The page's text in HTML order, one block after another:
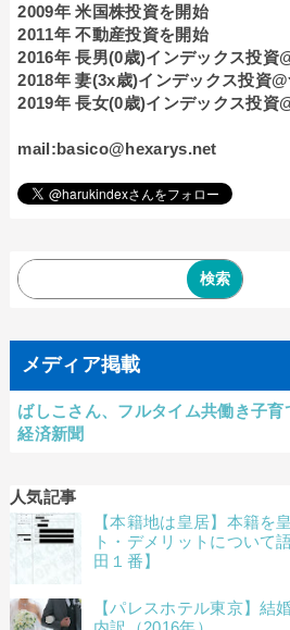
2009年 米国株投資を開始
2011年 不動産投資を開始
2016年 長男(0歳)インデックス投資
2018年 妻(3x歳)インデックス投資
2019年 長女(0歳)インデックス投資
mail:basico@hexarys.net
メディア掲載
ばしこさん、フルタイム共働き子
経済新聞
人気記事
【本籍地は皇居】本籍を
ト・デメリットについて
田１番】
【パレスホテル東京】結